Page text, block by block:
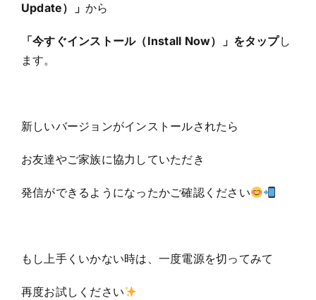
Update）」 から
「今すぐインストール（Install Now）」をタップし
ます。
新しいバージョンがインストールされたら
お友達やご家族に協力していただき
発信ができるようになったかご確認ください
もし上手くいかない時は、一度電源を切ってみて
再度お試しください